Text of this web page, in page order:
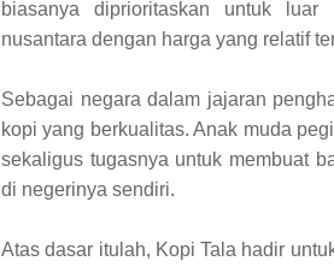
biasanya diprioritaskan untuk
nusantara dengan harga yang relatif
Sebagai negara dalam jajaran
kopi yang berkualitas. Anak muda
sekaligus tugasnya untuk membuat
di negerinya sendiri.
Atas dasar itulah, Kopi Tala hadir